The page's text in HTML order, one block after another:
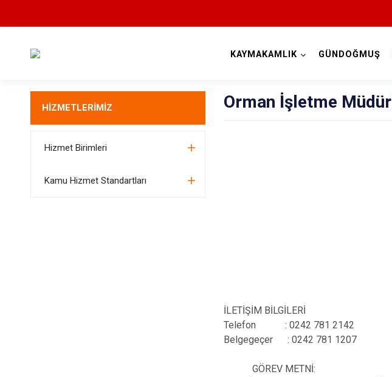
KAYMAKAMLIK GÜNDOĞMUŞ
HİZMETLERİMİZ
Hizmet Birimleri
Kamu Hizmet Standartları
Orman İşletme
İLETİŞİM BİLGİLERİ
Telefon : 0242 781 2142
Belgegeçer : 0242 781 1207
GÖREV METNİ: